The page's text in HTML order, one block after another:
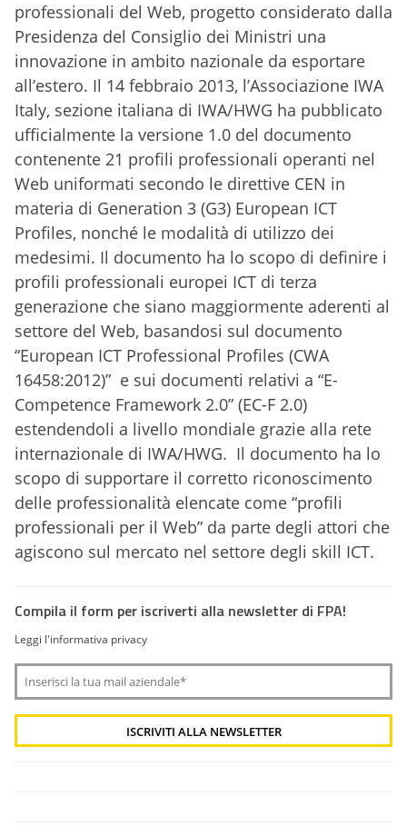
professionali del Web, progetto considerato dalla
Presidenza del Consiglio dei Ministri una
innovazione in ambito nazionale da esportare
all’estero. Il 14 febbraio 2013, l’Associazione IWA
Italy, sezione italiana di IWA/HWG ha pubblicato
ufficialmente la versione 1.0 del documento
contenente 21 profili professionali operanti nel
Web uniformati secondo le direttive CEN in
materia di Generation 3 (G3) European ICT
Profiles, nonché le modalità di utilizzo dei
medesimi. Il documento ha lo scopo di definire i
profili professionali europei ICT di terza
generazione che siano maggiormente aderenti al
settore del Web, basandosi sul documento
“European ICT Professional Profiles (CWA
16458:2012)” e sui documenti relativi a “E-
Competence Framework 2.0” (EC-F 2.0)
estendendoli a livello mondiale grazie alla rete
internazionale di IWA/HWG. Il documento ha lo
scopo di supportare il corretto riconoscimento
delle professionalità elencate come “profili
professionali per il Web” da parte degli attori che
agiscono sul mercato nel settore degli skill ICT.
Compila il form per iscriverti alla newsletter di FPA!
Leggi l'informativa privacy